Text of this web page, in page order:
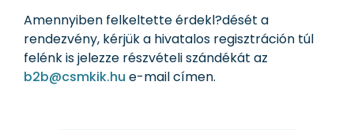
Amennyiben felkeltette érdekl?dését a
rendezvény, kérjük a hivatalos regisztráción túl
felénk is jelezze részvételi szándékát az
b2b@csmkik.hu e-mail címen.